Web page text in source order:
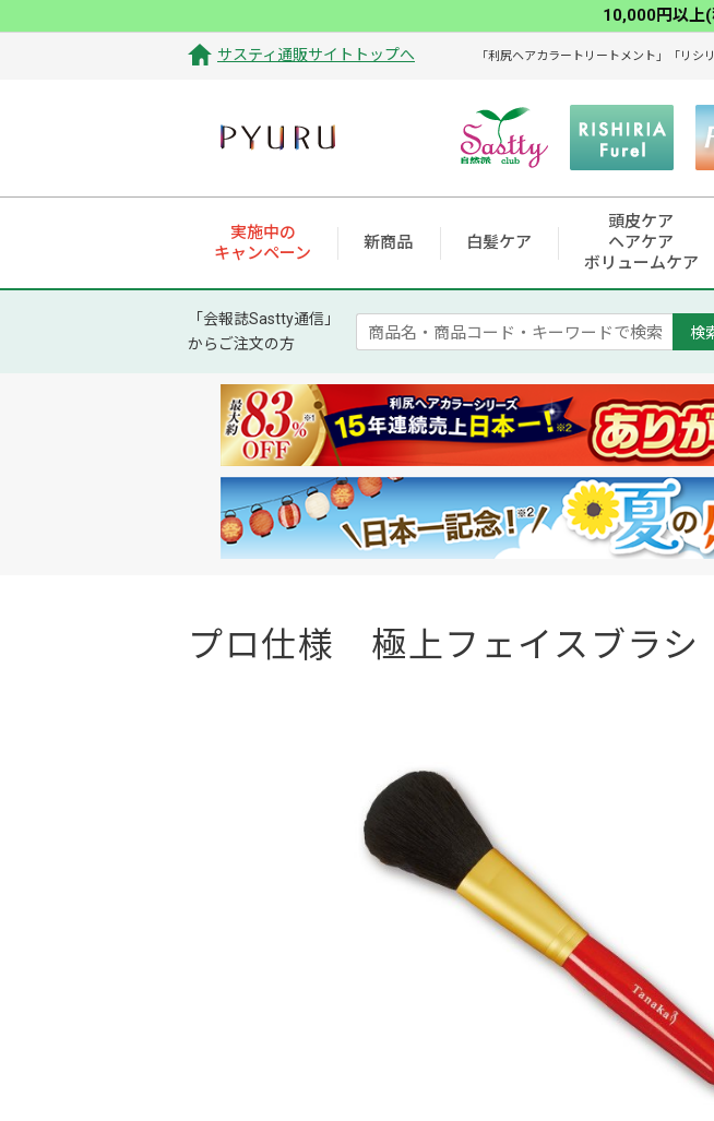
10,000円以上(
サスティ通販サイトトップへ 「利尻ヘアカラートリートメント」「リ
実施中の
キャンペーン
新商品 白髪ケア
頭皮ケア
ヘアケア
ボリュームケア
「会報誌Sastty通信」
からご注文の方
検
プロ仕様 極上フェイスブラシ